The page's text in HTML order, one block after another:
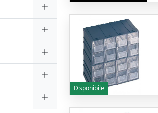
Disponibile